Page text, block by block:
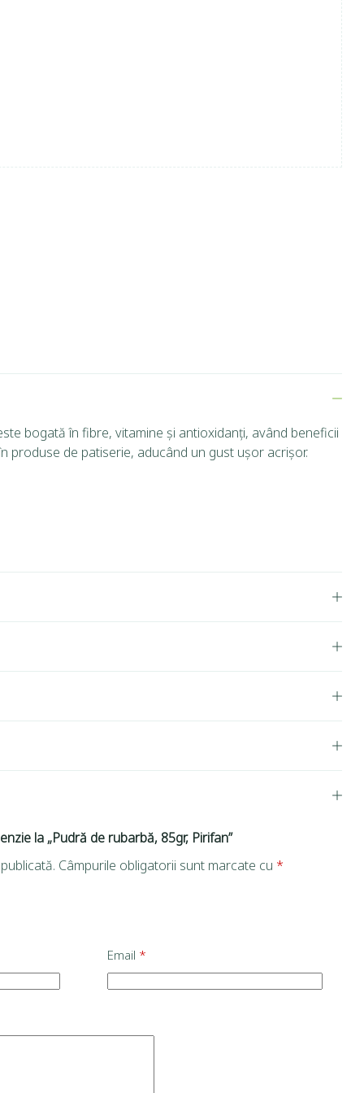
bogată în fibre, vitamine și antioxidanți, având beneficii
produse de patiserie, aducând un gust ușor acrișor.
la „Pudră de rubarbă, 85gr, Pirifan”
Câmpurile obligatorii sunt marcate cu *
Email *